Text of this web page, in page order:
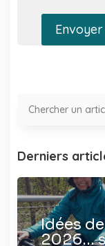
Derniers
Idées
2026…